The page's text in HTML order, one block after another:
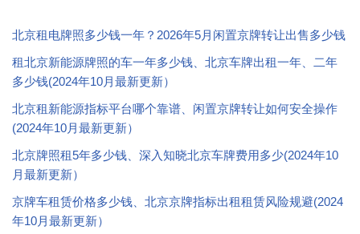
北京租电牌照多少钱一年？2026年5月闲置京牌转让出售多少钱
租北京新能源牌照的车一年多少钱、北京车牌出租一年、二年
多少钱(2024年10月最新更新）
北京租新能源指标平台哪个靠谱、闲置京牌转让如何安全操作
(2024年10月最新更新）
北京牌照租5年多少钱、深入知晓北京车牌费用多少(2024年10
月最新更新）
京牌车租赁价格多少钱、北京京牌指标出租租赁风险规避(2024
年10月最新更新）